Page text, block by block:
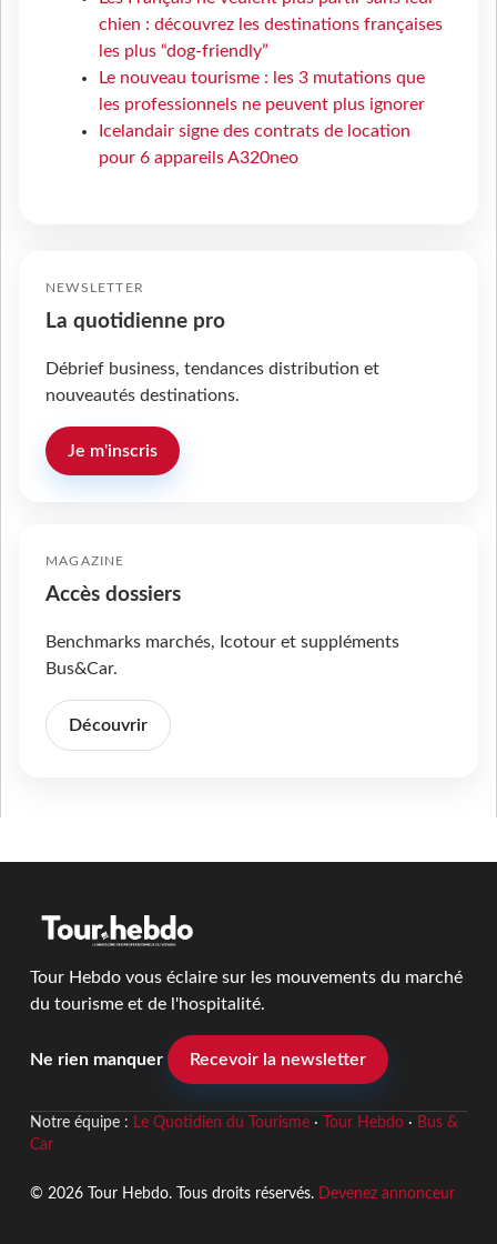
chien : découvrez les destinations françaises
les plus “dog-friendly”
Le nouveau tourisme : les 3 mutations que
les professionnels ne peuvent plus ignorer
Icelandair signe des contrats de location
pour 6 appareils A320neo
NEWSLETTER
La quotidienne pro
Débrief business, tendances distribution et
nouveautés destinations.
Je m'inscris
MAGAZINE
Accès dossiers
Benchmarks marchés, Icotour et suppléments
Bus&Car.
Découvrir
Tour Hebdo vous éclaire sur les mouvements du marché
du tourisme et de l'hospitalité.
Ne rien manquer Recevoir la newsletter
Notre équipe : Le Quotidien du Tourisme· Tour Hebdo· Bus &
Car
© 2026 Tour Hebdo. Tous droits réservés. Devenez annonceur